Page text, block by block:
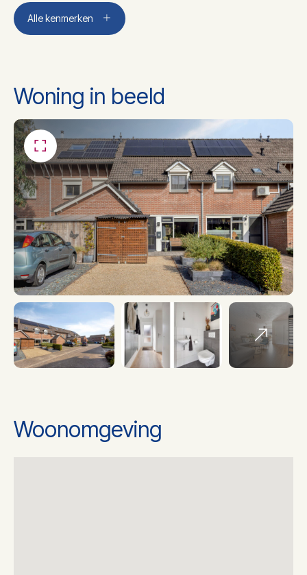
Aantal kamers
Badkamer voorzieningen
Ligbad, toilet,
wastafelmeubel
Isolatie
Dakisolatie, muurisolatie,
dubbel glas, hr glas
Soort Verwarming Cv ketel
Ketel bouwjaar 2013
Alle kenmerken
Woning in beeld
Woonomgeving